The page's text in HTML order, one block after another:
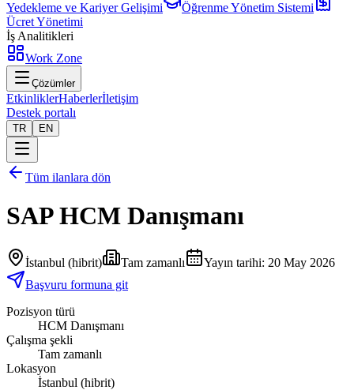
Yedekleme ve Kariyer Gelişimi
Öğrenme Yönetim Sistemi
Ücret Yönetimi
İş Analitikleri
Work Zone
Çözümler
EtkinliklerHaberlerİletişim
Destek portalı
TR EN
Tüm ilanlara dön
SAP HCM Danışmanı
İstanbul (hibrit) Tam zamanlı Yayın tarihi: 20 May 2026
Başvuru formuna git
Pozisyon türü
HCM Danışmanı
Çalışma şekli
Tam zamanlı
Lokasyon
İstanbul (hibrit)